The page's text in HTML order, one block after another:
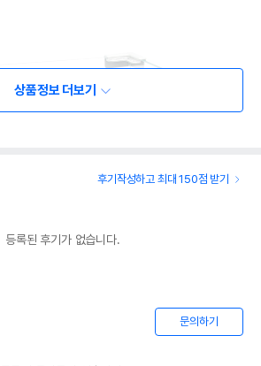
상품정보 더보기
후기작성하고 최대 150점 받기
등록된 후기가 없습니다.
문의하기